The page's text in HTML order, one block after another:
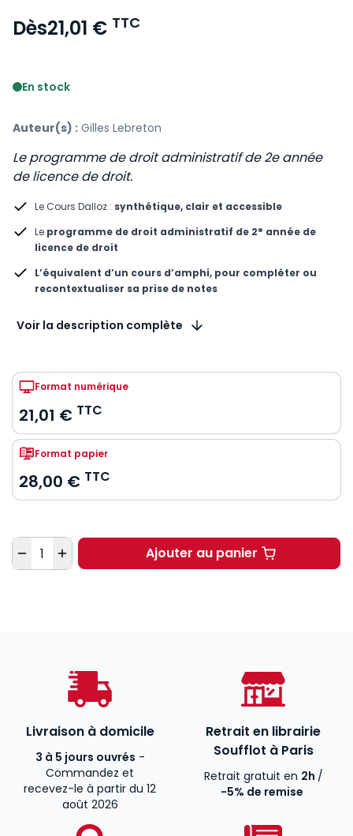
Dès21,01 € TTC
En stock
Auteur(s) : Gilles Lebreton
Le programme de droit administratif de 2e année
de licence de droit.
Le Cours Dalloz : synthétique, clair et accessible
Le programme de droit administratif de 2e année de
licence de droit
L’équivalent d’un cours d’amphi, pour compléter ou
recontextualiser sa prise de notes
Voir la description complète
Format numérique
21,01 € TTC
Format papier
28,00 € TTC
Quantité Ajouter au panierDroit administratif
Livraison à domicile
3 à 5 jours ouvrés -
Commandez et
recevez-le à partir du 12
août 2026
Retrait en librairie
Soufflot à Paris
Retrait gratuit en 2h /
-5% de remise